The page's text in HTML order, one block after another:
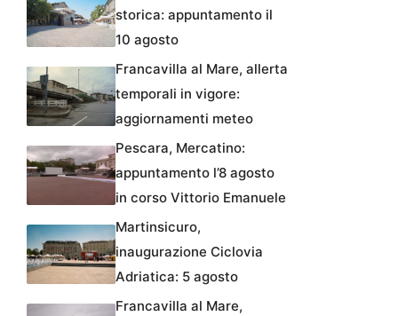
storica: appuntamento il
10 agosto
Francavilla al Mare, allerta
temporali in vigore:
aggiornamenti meteo
Pescara, Mercatino:
appuntamento l’8 agosto
in corso Vittorio Emanuele
Martinsicuro,
inaugurazione Ciclovia
Adriatica: 5 agosto
Francavilla al Mare,